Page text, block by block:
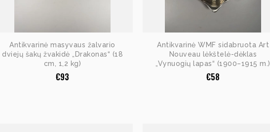
Antikvarinė masyvaus žalvario
dviejų šakų žvakidė „Drakonas“ (18
cm, 1,2 kg)
€93
Antikvarinė WMF sidabruota Art
Nouveau lėkštelė-dėklas
„Vynuogių lapas“ (1900–1915 m.)
€58